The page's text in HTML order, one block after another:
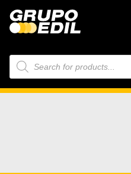
Búsqueda
de
productos